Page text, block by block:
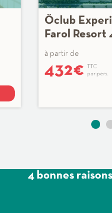
Ôclub
Farol Resort
à partir de
432€
TTC
par pers.
4 bonnes